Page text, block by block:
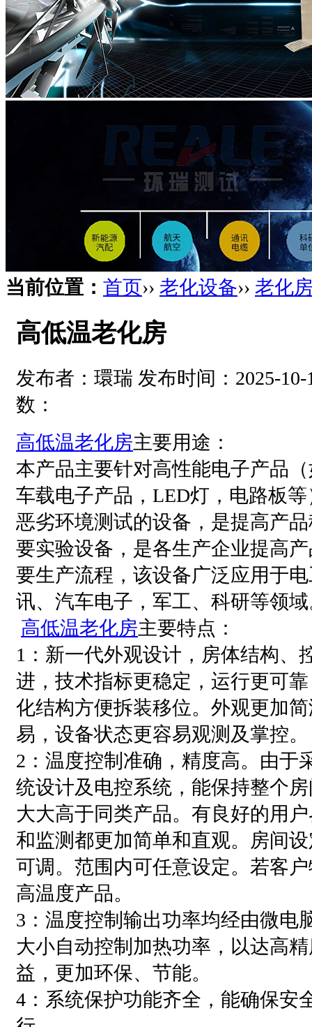
当前位置： 首页›› 老化设备›› 老化
高低温老化房
发布者：環瑞 发布时间：2025-
数：
高低温老化房主要用途：
本产品主要针对高性能电子产品
车载电子产品，LED灯，电路板
恶劣环境测试的设备，是提高产
要实验设备，是各生产企业提高
要生产流程，该设备广泛应用于
讯、汽车电子，军工、科研等领
高低温老化房主要特点：
1：新一代外观设计，房体结构、
进，技术指标更稳定，运行更可
化结构方便拆装移位。外观更加
易，设备状态更容易观测及掌控
2：温度控制准确，精度高。由于
统设计及电控系统，能保持整个
大大高于同类产品。有良好的用
和监测都更加简单和直观。房间
可调。范围内可任意设定。若客
高温度产品。
3：温度控制输出功率均经由微电
大小自动控制加热功率，以达高
益，更加环保、节能。
4：系统保护功能齐全，能确保安